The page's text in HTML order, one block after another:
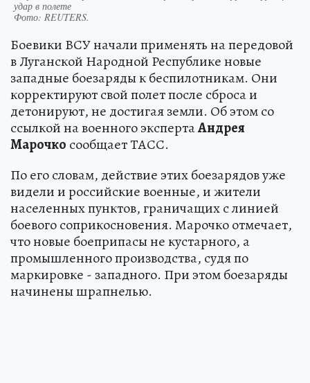
удар в полете
Фото: REUTERS.
Боевики ВСУ начали применять на передовой
в Луганской Народной Республике новые
западные боезаряды к беспилотникам. Они
корректируют свой полет после сброса и
детонируют, не достигая земли. Об этом со
ссылкой на военного экспертаАндрея
Марочко сообщает ТАСС.
По его словам, действие этих боезарядов уже
видели и российские военные, и жители
населенных пунктов, граничащих с линией
боевого соприкосновения. Марочко отмечает,
что новые боеприпасы не кустарного, а
промышленного производства, судя по
маркировке - западного. При этом боезаряды
начинены шрапнелью.